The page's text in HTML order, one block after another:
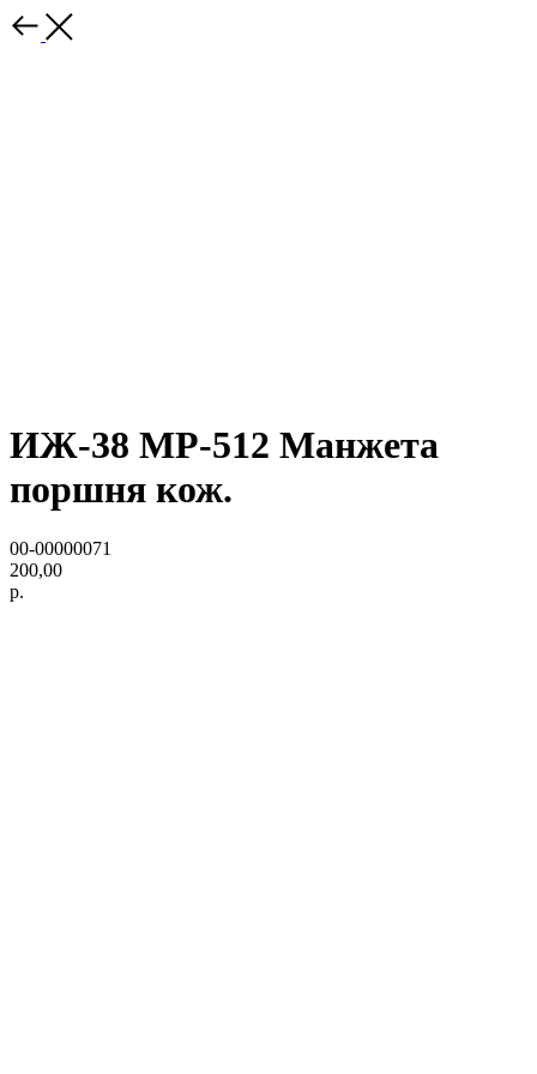
ИЖ-38 МР-512 Манжета
поршня кож.
00-00000071
200,00
р.